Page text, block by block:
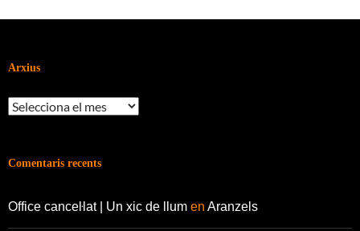
Arxius
Arxius
Comentaris recents
Office canceŀlat | Un xic de llum en Aranzels